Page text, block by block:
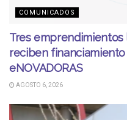
COMUNICADOS
Tres
reciben
eNOVADORAS
AGOSTO 6, 2026